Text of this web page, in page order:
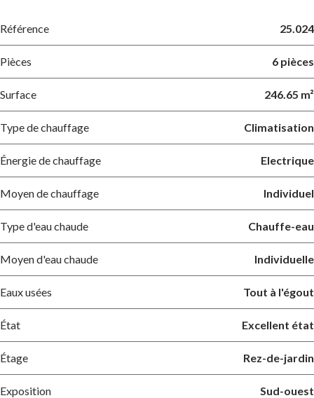
Référence 25.024
Pièces 6 pièces
Surface 246.65 m²
Type de chauffage Climatisation
Énergie de chauffage Electrique
Moyen de chauffage Individuel
Type d'eau chaude Chauffe-eau
Moyen d'eau chaude Individuelle
Eaux usées Tout à l'égout
État Excellent état
Étage Rez-de-jardin
Exposition Sud-ouest